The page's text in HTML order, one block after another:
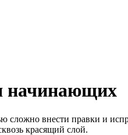
начинающих
сложно внести правки и
красящий слой.